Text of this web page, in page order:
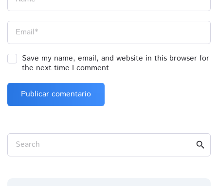
Email*
Save my name, email, and website in this browser for
the next time I comment
Search search